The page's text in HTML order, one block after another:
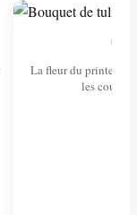
La fleur du
les